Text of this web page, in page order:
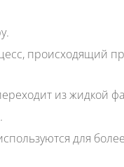
происходящий
из жидкой
для